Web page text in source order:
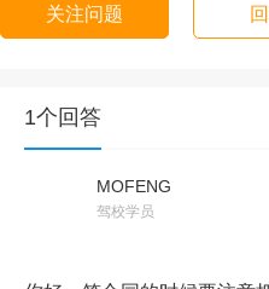
关注问题
1个回答
MOFENG
驾校学员